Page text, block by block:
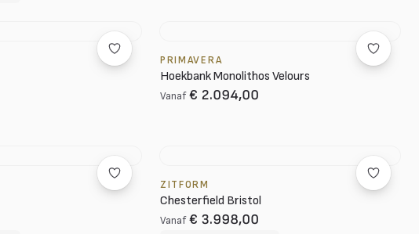
PRIMAVERA
Hoekbank Monolithos Velours
Vanaf € 2.094,00
ZITFORM
Chesterfield Bristol
Vanaf € 3.998,00